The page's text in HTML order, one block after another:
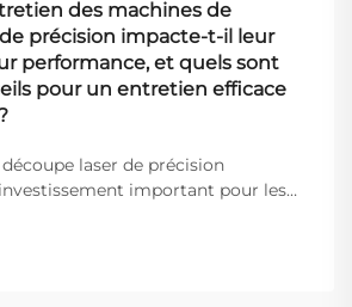
des machines de
précision impacte-t-il leur
performance, et quels sont
pour un entretien efficace
laser de précision
important pour les
qualité de production et à la durée